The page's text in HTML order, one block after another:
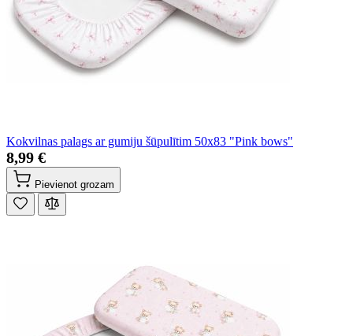
Kokvilnas palags ar gumiju šūpulītim 50x83 "Pink bows"
8,99 €
Pievienot grozam